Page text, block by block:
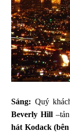
Sáng: Quý
Beverly Hill
hát Kodack